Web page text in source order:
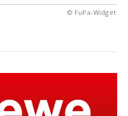
© FuPa-Widget